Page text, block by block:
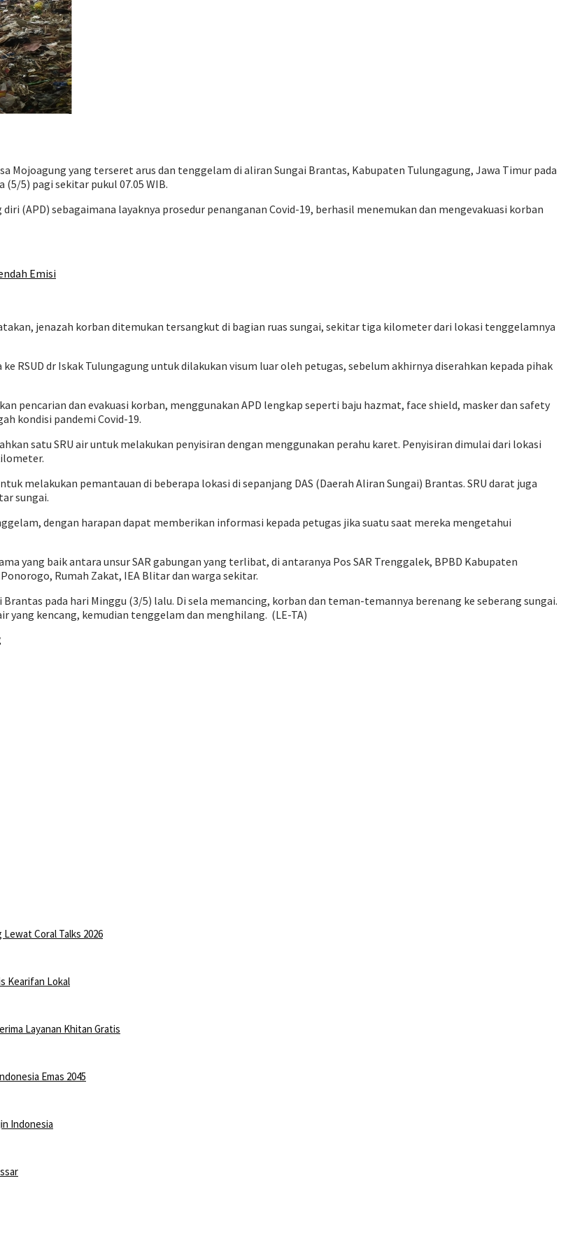
Mojoagung yang terseret arus dan tenggelam di aliran Sungai Brantas, Kabupaten Tulungagung, Jawa Timur pada
5) pagi sekitar pukul 07.05 WIB.
(APD) sebagaimana layaknya prosedur penanganan Covid-19, berhasil menemukan dan mengevakuasi korban
Emisi
jenazah korban ditemukan tersangkut di bagian ruas sungai, sekitar tiga kilometer dari lokasi tenggelamnya
RSUD dr Iskak Tulungagung untuk dilakukan visum luar oleh petugas, sebelum akhirnya diserahkan kepada pihak
pencarian dan evakuasi korban, menggunakan APD lengkap seperti baju hazmat, face shield, masker dan safety
kondisi pandemi Covid-19.
satu SRU air untuk melakukan penyisiran dengan menggunakan perahu karet. Penyisiran dimulai dari lokasi
melakukan pemantauan di beberapa lokasi di sepanjang DAS (Daerah Aliran Sungai) Brantas. SRU darat juga
sungai.
dengan harapan dapat memberikan informasi kepada petugas jika suatu saat mereka mengetahui
yang baik antara unsur SAR gabungan yang terlibat, di antaranya Pos SAR Trenggalek, BPBD Kabupaten
Rumah Zakat, IEA Blitar dan warga sekitar.
pada hari Minggu (3/5) lalu. Di sela memancing, korban dan teman-temannya berenang ke seberang sungai.
yang kencang, kemudian tenggelam dan menghilang. (LE-TA)
Coral Talks 2026
Kearifan Lokal
Layanan Khitan Gratis
Emas 2045
Indonesia